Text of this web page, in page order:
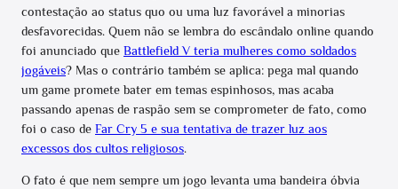
contestação ao status quo ou uma luz favorável a minorias
desfavorecidas. Quem não se lembra do escândalo online quando
foi anunciado que Battlefield V teria mulheres como soldados
jogáveis? Mas o contrário também se aplica: pega mal quando
um game promete bater em temas espinhosos, mas acaba
passando apenas de raspão sem se comprometer de fato, como
foi o caso de Far Cry 5 e sua tentativa de trazer luz aos
excessos dos cultos religiosos.
O fato é que nem sempre um jogo levanta uma bandeira óbvia